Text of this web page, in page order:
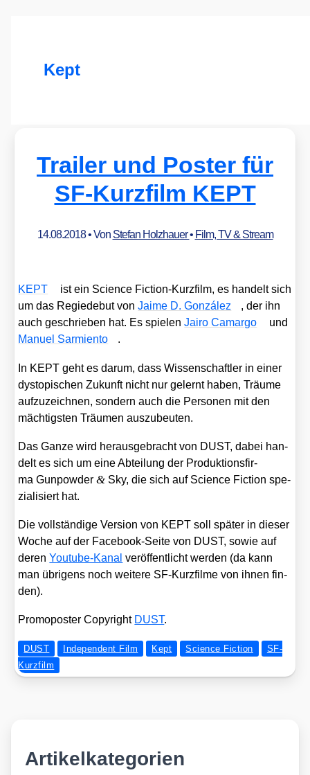
Kept
Trailer und Poster für
SF-Kurzfilm KEPT
14.08.2018• Von Stefan Holzhauer• Film, TV & Stream
KEPT
ist ein Sci­ence Fic­tion-Kurz­film, es han­delt sich
um das Regie­de­but vonJai­me D. Gon­zá­lez
, der ihn
auch geschrie­ben hat. Es spie­lenJai­ro Camar­go
und
Manu­el Sar­mi­en­to
.
In KEPT geht es dar­um, dass Wis­sen­schaft­ler in einer
dys­to­pi­schen Zukunft nicht nur gelernt haben, Träu­me
auf­zu­zeich­nen, son­dern auch die Per­so­nen mit den
mäch­tigs­ten Träu­men aus­zu­beu­ten.
Das Gan­ze wird her­aus­ge­bracht von DUST, dabei han­
delt es sich um eine Abtei­lung der Pro­duk­ti­ons­fir­
ma Gun­pow­der& Sky, die sich auf Sci­ence Fic­tion spe­
zia­li­siert hat.
Die voll­stän­di­ge Ver­si­on von KEPT soll spä­ter in die­ser
Woche auf der Face­book-Sei­te von DUST, sowie auf
derenYou­tube-Kanal ver­öf­fent­licht wer­den (da kann
man übri­gens noch wei­te­re SF-Kurz­fil­me von ihnen fin­
den).
Pro­mo­pos­ter Copy­right DUST.
DUST Independent Film Kept Science Fiction
SF-
Kurzfilm
Artikelkategorien